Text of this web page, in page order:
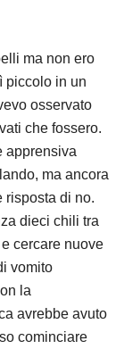
ma non ero
piccolo in un
osservato
che fossero.
apprensiva
ma ancora
risposta di no.
dieci chili tra
cercare nuove
vomito
la
avrebbe avuto
cominciare